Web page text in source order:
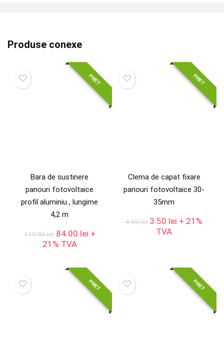
Produse conexe
PRET
Bara de sustinere
panouri fotovoltaice
profil aluminiu , lungime
4,2 m
110.00lei Prețul
inițial
110.00 lei.
84.00 leiPrețul
+
21% TVA
PRET
Clema de capat fixare
panouri fotovoltaice 30-
35mm
4.00lei Prețul
inițial
3.50 lei Prețul
+ 21%
TVA
PRET PRET